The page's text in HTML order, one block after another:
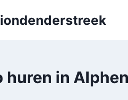
huren in